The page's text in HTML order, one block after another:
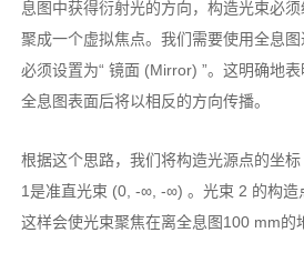
息图中获得衍射光的方向，构造光束必
聚成一个虚拟焦点。我们需要使用全息
必须设置为“ 镜面 (Mirror) ”。这明确地
全息图表面后将以相反的方向传播。
根据这个思路，我们将构造光源点的坐
1是准直光束 (0, -∞, -∞) 。光束 2 的构造
这样会使光束聚焦在离全息图100 mm的